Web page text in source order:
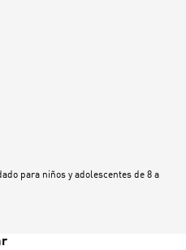
para niños y adolescentes de 8 a